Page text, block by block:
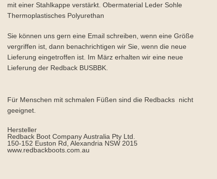
mit einer Stahlkappe verstärkt. Obermaterial Leder Sohle
Thermoplastisches Polyurethan
Sie können uns gern eine Email schreiben, wenn eine Größe
vergriffen ist, dann benachrichtigen wir Sie, wenn die neue
Lieferung eingetroffen ist. Im März erhalten wir eine neue
Lieferung der Redback BUSBBK.
Für Menschen mit schmalen Füßen sind die Redbacks nicht
geeignet.
Hersteller
Redback Boot Company Australia Pty Ltd.
150-152 Euston Rd, Alexandria NSW 2015
www.redbackboots.com.au